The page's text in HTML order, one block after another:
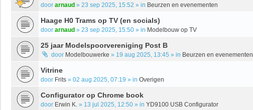
door arnaud » 23 sep 2025, 15:52 » in Beurzen en evenementen
Haage H0 Trams op TV (en socials)
door arnaud » 23 sep 2025, 15:50 » in Modelbouw op TV
25 jaar Modelspoorvereniging Post B
door Modelbouwerke » 19 aug 2025, 13:45 » in Beurzen en evenementen
Vitrine
door Frits » 02 aug 2025, 07:19 » in Overigen
Configurator op Chrome book
door Erwin K. » 13 jul 2025, 12:50 » in YD9100 USB Configurator